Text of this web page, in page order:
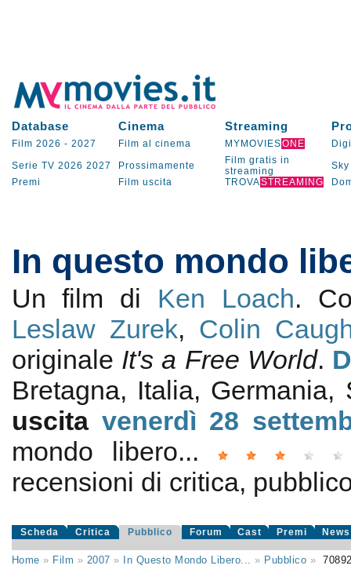
Database Cinema Streaming
Film 2026 - 2027 Film al cinema MYMOVIESONE
Serie TV 2026 2027 Prossimamente
Film gratis in
streaming
Sky
Premi
Film uscita TROVASTREAMING
In questo mondo
Un film di Ken Loach.
Leslaw Zurek, Colin
originale It's a Free World.
Bretagna, Italia,
uscita venerdì 28
mondo libero...
recensioni di critica,
Scheda Critica Pubblico Forum Cast Premi News
Home » Film » 2007 » In Questo Mondo Libero... » Pubblico »